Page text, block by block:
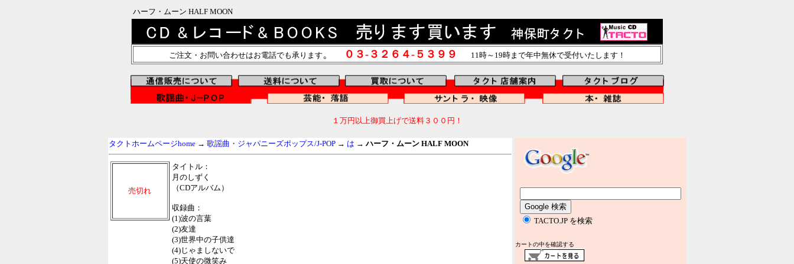
ハーフ・ムーン HALF MOON
ご注文・お問い合わせはお電話でも承ります。 ０３-３２６４-５３９９ 11時～19時まで年中無休で受付いたします！
１万円以上御買上げで送料３００円！
タクトホームページhome → 歌謡曲・ジャパニーズポップス/J-POP→ は → ハーフ・ムーン HALF MOON
売切れ
タイトル：
月のしずく
（CDアルバム）
収録曲：
(1)波の言葉
(2)友達
(3)世界中の子供達
(4)じゃましないで
(5)天使の微笑み
TACTO.JP を検索
カートの中を確認する